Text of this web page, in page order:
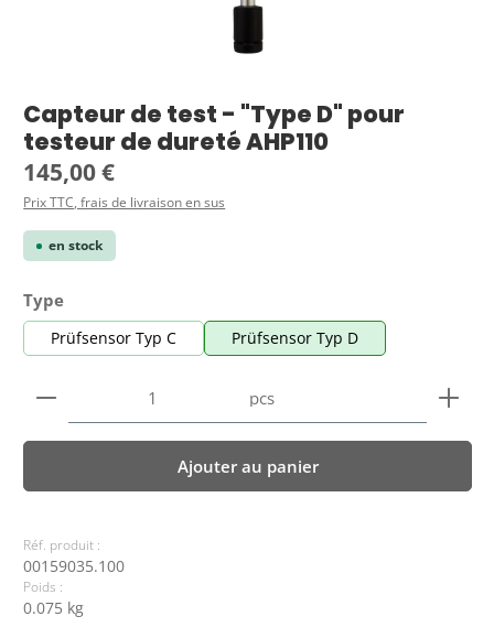
Capteur de test - "Type D" pour
testeur de dureté AHP110
Prix régulier :
145,00 €
Prix TTC, frais de livraison en sus
en stock
Sélectionnez
Type
Prüfsensor Typ C Prüfsensor Typ D
Quantité de produit : Entrez la quantité
pcs
Ajouter au panier
Réf. produit :
00159035.100
Poids :
0.075 kg